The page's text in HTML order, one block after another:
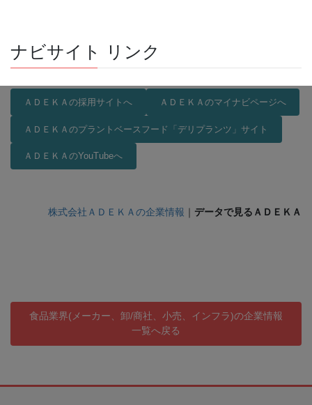
ナビサイト リンク
ＡＤＥＫＡの採用サイトへ ＡＤＥＫＡのマイナビページへ
ＡＤＥＫＡのプラントベースフード「デリプランツ」サイト
ＡＤＥＫＡのYouTubeへ
株式会社ＡＤＥＫＡの企業情報 ｜ データで見るＡＤＥＫＡ
食品業界(メーカー、卸/商社、小売、インフラ)の企業情報
一覧へ戻る